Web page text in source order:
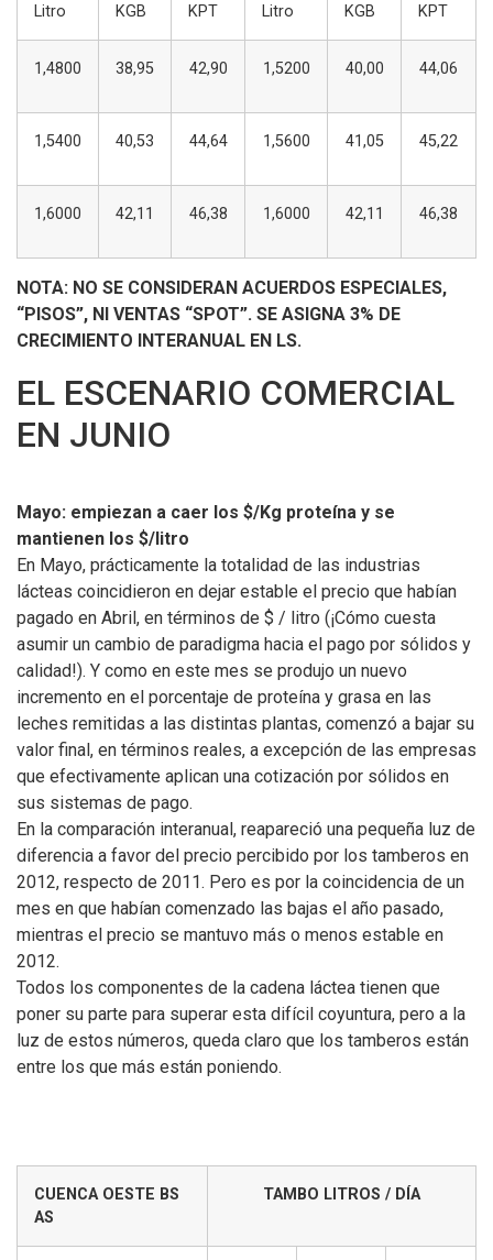
Litro
KGB
KPT
Litro
KGB
KPT
1,4800 38,95 42,90 1,5200 40,00 44,06
1,5400 40,53 44,64 1,5600 41,05 45,22
1,6000 42,11 46,38 1,6000 42,11 46,38
NOTA: NO SE CONSIDERAN ACUERDOS ESPECIALES,
“PISOS”, NI VENTAS “SPOT”. SE ASIGNA 3% DE
CRECIMIENTO INTERANUAL EN LS.
EL ESCENARIO COMERCIAL
EN JUNIO
Mayo: empiezan a caer los $/Kg proteína y se
mantienen los $/litro
En Mayo, prácticamente la totalidad de las industrias
lácteas coincidieron en dejar estable el precio que habían
pagado en Abril, en términos de $ / litro (¡Cómo cuesta
asumir un cambio de paradigma hacia el pago por sólidos y
calidad!). Y como en este mes se produjo un nuevo
incremento en el porcentaje de proteína y grasa en las
leches remitidas a las distintas plantas, comenzó a bajar su
valor final, en términos reales, a excepción de las empresas
que efectivamente aplican una cotización por sólidos en
sus sistemas de pago.
En la comparación interanual, reapareció una pequeña luz de
diferencia a favor del precio percibido por los tamberos en
2012, respecto de 2011. Pero es por la coincidencia de un
mes en que habían comenzado las bajas el año pasado,
mientras el precio se mantuvo más o menos estable en
2012.
Todos los componentes de la cadena láctea tienen que
poner su parte para superar esta difícil coyuntura, pero a la
luz de estos números, queda claro que los tamberos están
entre los que más están poniendo.
CUENCA OESTE BS
AS
TAMBO LITROS / DÍA